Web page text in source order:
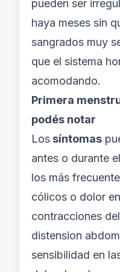
pueden ser
haya meses sin
sangrados muy
que el sistema
acomodando.
Primera
podés notar
Los síntomas
antes o durante
los más
cólicos o dolor
contracciones
distension
sensibilidad en